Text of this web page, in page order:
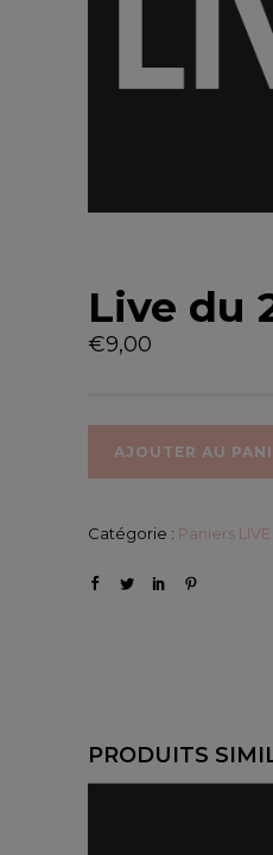
Live du
€9,00
AJOUTER AU
Catégorie : Paniers LIVE
PRODUITS